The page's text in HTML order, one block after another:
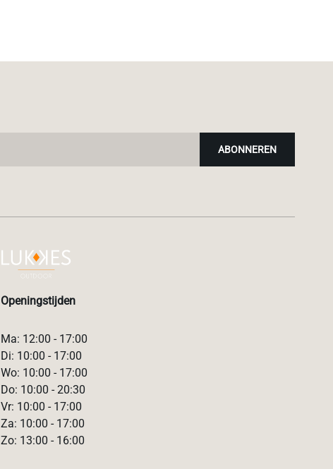
ABONNEREN
Openingstijden
Ma: 12:00 - 17:00
Di: 10:00 - 17:00
Wo: 10:00 - 17:00
Do: 10:00 - 20:30
Vr: 10:00 - 17:00
Za: 10:00 - 17:00
Zo: 13:00 - 16:00